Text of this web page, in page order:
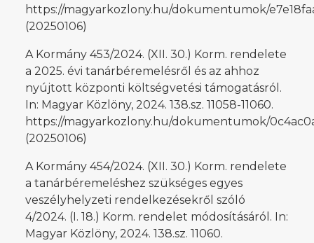
https://magyarkozlony.hu/dokumentumok/
(20250106)
A Kormány 453/2024. (XII. 30.) Korm. rendelete
a 2025. évi tanárbéremelésről és az ahhoz
nyújtott központi költségvetési támogatásról.
In: Magyar Közlöny, 2024. 138.sz. 11058-11060.
https://magyarkozlony.hu/dokumentumok/
(20250106)
A Kormány 454/2024. (XII. 30.) Korm. rendelete
a tanárbéremeléshez szükséges egyes
veszélyhelyzeti rendelkezésekről szóló
4/2024. (I. 18.) Korm. rendelet módosításáról. In:
Magyar Közlöny, 2024. 138.sz. 11060.